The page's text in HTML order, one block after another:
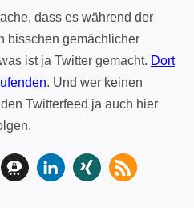
dass es während der
bisschen gemächlicher
ist ja Twitter gemacht. Dort
. Und wer keinen
Twitterfeed ja auch hier